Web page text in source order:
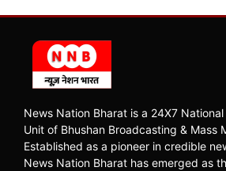
News Nation Bharat is a 24X7
Unit of Bhushan Broadcasting & Mass
Established as a pioneer in credible
News Nation Bharat has emerged as